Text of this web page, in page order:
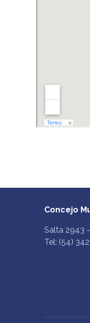
Concejo
Salta 2943
Tel: (54)